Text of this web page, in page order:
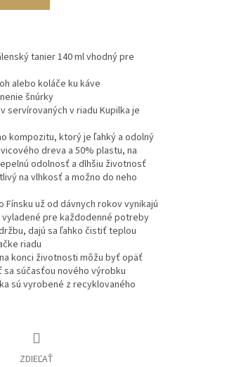
tanier 140 ml vhodný pre
alebo koláče ku káve
šnúrky
servírovaných v riadu Kupilka je
kompozitu, ktorý je ľahký a odolný
dreva a 50% plastu, na
odolnosť a dlhšiu životnosť
na vlhkosť a možno do neho
už od dávnych rokov vynikajú
pre každodenné potreby
dajú sa ľahko čistiť teplou
riadu
konci životnosti môžu byť opäť
súčasťou nového výrobku
sú vyrobené z recyklovaného
ZDIEĽAŤ